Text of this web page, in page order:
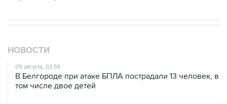
НОВОСТИ
09 августа, 02:59
В Белгороде при атаке БПЛА пострадали 13 человек, в
том числе двое детей